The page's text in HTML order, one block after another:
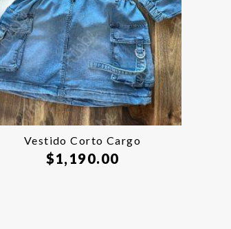
Vestido Corto Cargo
$1,190.00